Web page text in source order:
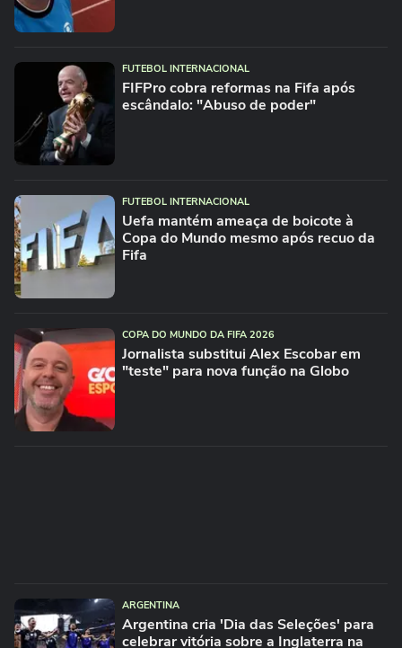
FUTEBOL INTERNACIONAL
FIFPro cobra reformas na Fifa após
escândalo: "Abuso de poder"
FUTEBOL INTERNACIONAL
Uefa mantém ameaça de boicote à
Copa do Mundo mesmo após recuo da
Fifa
COPA DO MUNDO DA FIFA 2026
Jornalista substitui Alex Escobar em
"teste" para nova função na Globo
ARGENTINA
Argentina cria 'Dia das Seleções' para
celebrar vitória sobre a Inglaterra na